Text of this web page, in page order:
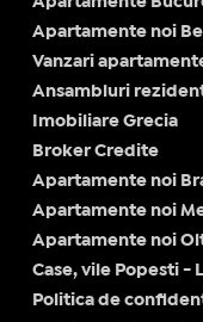
Apartamente noi
Vanzari
Ansambluri
Imobiliare Grecia
Broker Credite
Apartamente noi
Apartamente noi
Apartamente noi
Case, vile Popesti -
Politica de